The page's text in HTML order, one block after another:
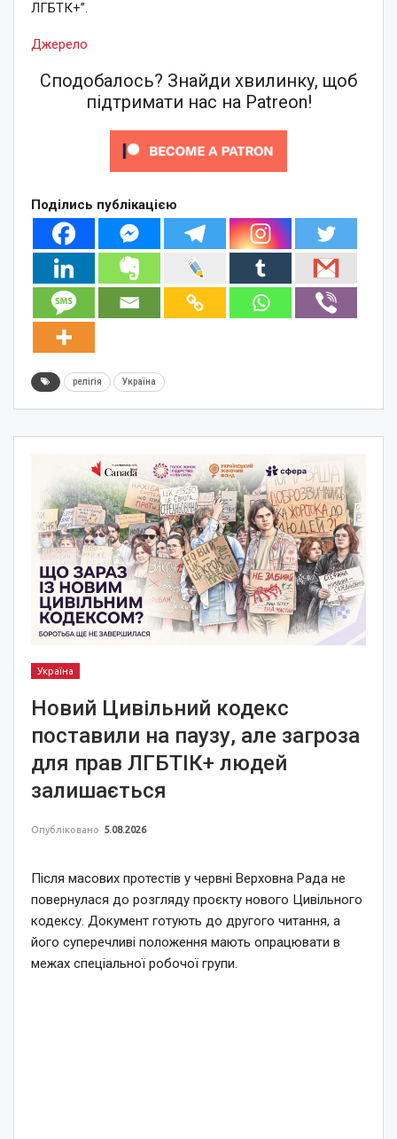
ЛГБТК+”.
Джерело
Сподобалось? Знайди хвилинку, щоб
підтримати нас на Patreon!
Поділись публікацією
релігія Україна
Україна
Новий Цивільний кодекс
поставили на паузу, але загроза
для прав ЛГБТІК+ людей
залишається
Опубліковано 5.08.2026
Після масових протестів у червні Верховна Рада не
повернулася до розгляду проєкту нового Цивільного
кодексу. Документ готують до другого читання, а
його суперечливі положення мають опрацювати в
межах спеціальної робочої групи.